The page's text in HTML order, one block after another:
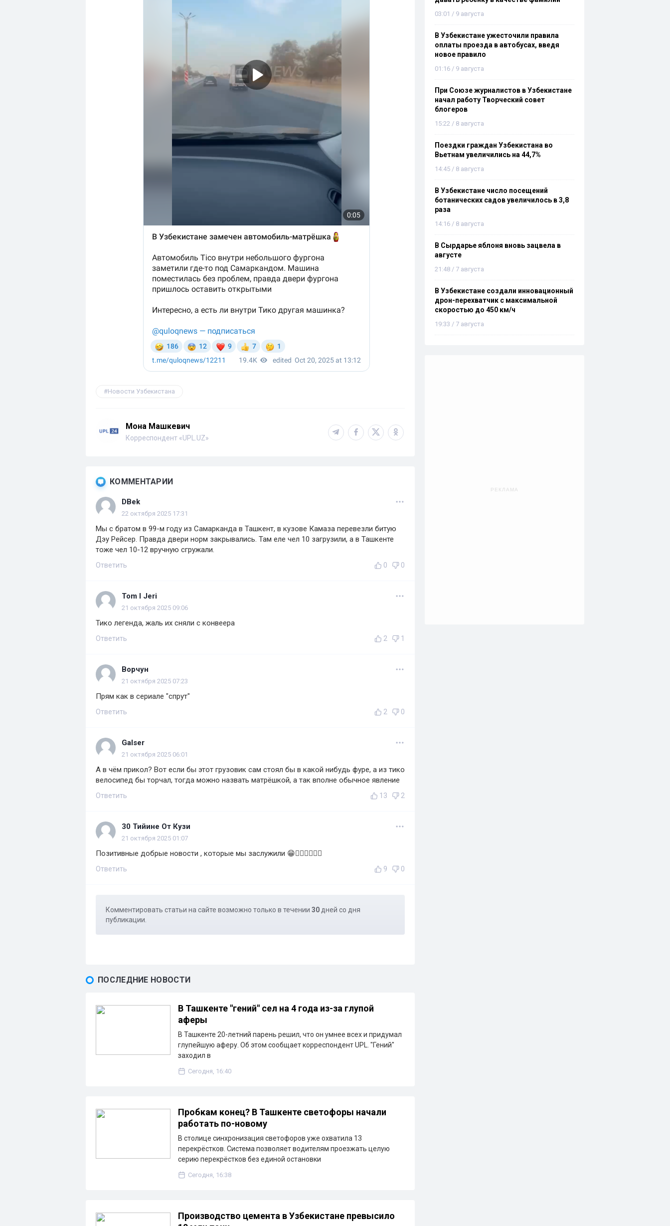
Новости Узбекистана
Мона Машкевич
Корреспондент «UPL.UZ»
КОММЕНТАРИИ
DBek
22 октября 2025 17:31
Мы с братом в 99-м году из Самарканда в Ташкент, в кузове Камаза перевезли битую
Дэу Рейсер. Правда двери норм закрывались. Там еле чел 10 загрузили, а в Ташкенте
тоже чел 10-12 вручную сгружали.
Ответить 0 0
Tom I Jeri
21 октября 2025 09:06
Тико легенда, жаль их сняли с конвеера
Ответить 2 1
Ворчун
21 октября 2025 07:23
Прям как в сериале "спрут"
Ответить 2 0
Galser
21 октября 2025 06:01
А в чём прикол? Вот если бы этот грузовик сам стоял бы в какой нибудь фуре, а из тико
велосипед бы торчал, тогда можно назвать матрёшкой, а так вполне обычное явление
Ответить 13 2
30 Тийине От Кузи
21 октября 2025 01:07
Позитивные добрые новости , которые мы заслужили 😁👍🏼👍🏼👍🏼
Ответить 9 0
Комментировать статьи на сайте возможно только в течении 30 дней со дня
публикации.
ПОСЛЕДНИЕ НОВОСТИ
В Ташкенте "гений" сел на 4 года из-за глупой
аферы
В Ташкенте 20-летний парень решил, что он умнее всех и придумал
глупейшую аферу. Об этом сообщает корреспондент UPL. "Гений"
заходил в
Сегодня, 16:40
Пробкам конец? В Ташкенте светофоры начали
работать по-новому
В столице синхронизация светофоров уже охватила 13
перекрёстков. Система позволяет водителям проезжать целую
серию перекрёстков без единой остановки
Сегодня, 16:38
Производство цемента в Узбекистане превысило
03:01 / 9 августа
В Узбекистане ужесточили правила
оплаты проезда в автобусах, введя
новое правило
01:16 / 9 августа
При Союзе журналистов в Узбекистане
начал работу Творческий совет
блогеров
15:22 / 8 августа
Поездки граждан Узбекистана во
Вьетнам увеличились на 44,7%
14:45 / 8 августа
В Узбекистане число посещений
ботанических садов увеличилось в 3,8
раза
14:16 / 8 августа
В Сырдарье яблоня вновь зацвела в
августе
21:48 / 7 августа
В Узбекистане создали инновационный
дрон-перехватчик с максимальной
скоростью до 450 км/ч
19:33 / 7 августа